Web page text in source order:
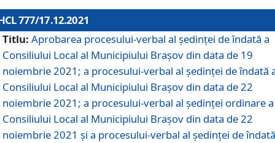
777/17.12.2021
Titlu: Aprobarea procesului-verbal al şedinţei de îndată a
Consiliului Local al Municipiului Braşov din data de 19
noiembrie 2021; a procesului-verbal al şedinţei de îndată
Consiliului Local al Municipiului Braşov din data de 22
noiembrie 2021; a procesului-verbal al şedinţei ordinare a
Consiliului Local al Municipiului Braşov din data de 22
noiembrie 2021 și a procesului-verbal al şedinţei de